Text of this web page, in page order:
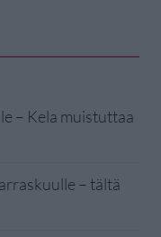
– Kela muistuttaa
– tältä